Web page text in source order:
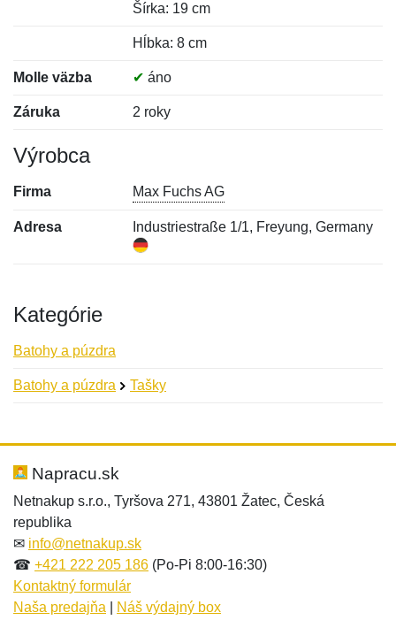
Šírka: 19 cm
Hĺbka: 8 cm
Molle väzba ✔ áno
Záruka 2 roky
Výrobca
Firma Max Fuchs AG
Adresa Industriestraße 1/1, Freyung, Germany
Kategórie
Batohy a púzdra
Batohy a púzdra Tašky
Hodnotenie:
Meno:*
Meno:
E-mail:*
Napracu.sk
Netnakup s.r.o., Tyršova 271, 43801 Žatec, Česká
republika
✉ info@netnakup.sk
☎ +421 222 205 186 (Po-Pi 8:00-16:30)
Kontaktný formulár
Naša predajňa
Náš výdajný box